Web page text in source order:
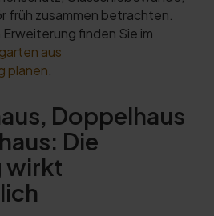
früh zusammen betrachten.
finden Sie im
aus
planen
Doppelhaus
Die
wirkt